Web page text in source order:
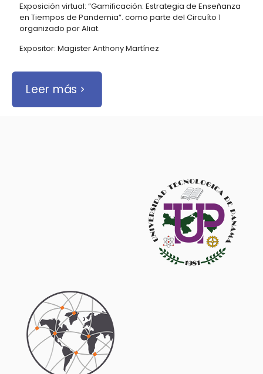
Exposición virtual: “Gamificación: Estrategia de Enseñanza
en Tiempos de Pandemia”. como parte del Circuíto 1
organizado por Aliat.
Expositor: Magister Anthony Martínez
Leer más